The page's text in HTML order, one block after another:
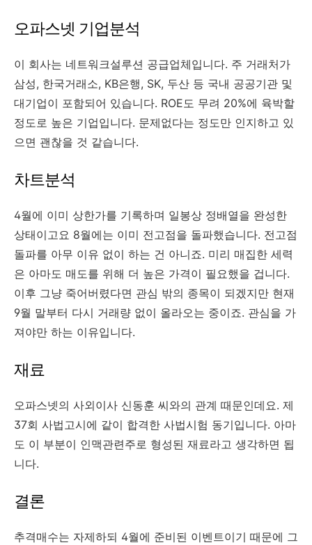
오파스넷 기업분석
이 회사는 네트워크설루션 공급업체입니다. 주 거래처가
삼성, 한국거래소, KB은행, SK, 두산 등 국내 공공기관 및
대기업이 포함되어 있습니다. ROE도 무려 20%에 육박할
정도로 높은 기업입니다. 문제없다는 정도만 인지하고 있
으면 괜찮을 것 같습니다.
차트분석
4월에 이미 상한가를 기록하며 일봉상 정배열을 완성한
상태이고요 8월에는 이미 전고점을 돌파했습니다. 전고점
돌파를 아무 이유 없이 하는 건 아니죠. 미리 매집한 세력
은 아마도 매도를 위해 더 높은 가격이 필요했을 겁니다.
이후 그냥 죽어버렸다면 관심 밖의 종목이 되겠지만 현재
9월 말부터 다시 거래량 없이 올라오는 중이죠. 관심을 가
져야만 하는 이유입니다.
재료
오파스넷의 사외이사 신동훈 씨와의 관계 때문인데요. 제
37회 사법고시에 같이 합격한 사법시험 동기입니다. 아마
도 이 부분이 인맥관련주로 형성된 재료라고 생각하면 됩
니다.
결론
추격매수는 자제하되 4월에 준비된 이벤트이기 때문에 그